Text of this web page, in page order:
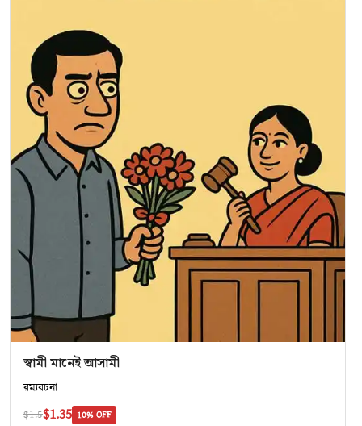
স্বামী মানেই আসামী
রম‍্যরচনা
$1.5$1.35 10% OFF